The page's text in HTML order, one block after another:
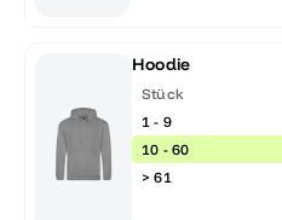
Hoodie
Stück
1 - 9
10 - 60
> 61